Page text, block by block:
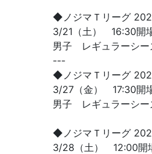
◆ノジマＴリーグ
3/21（土） 16:30開
男子 レギュラーシー
---
◆ノジマＴリーグ
3/27（金） 17:30開
男子 レギュラーシー
◆ノジマＴリーグ
3/28（土） 12:00開